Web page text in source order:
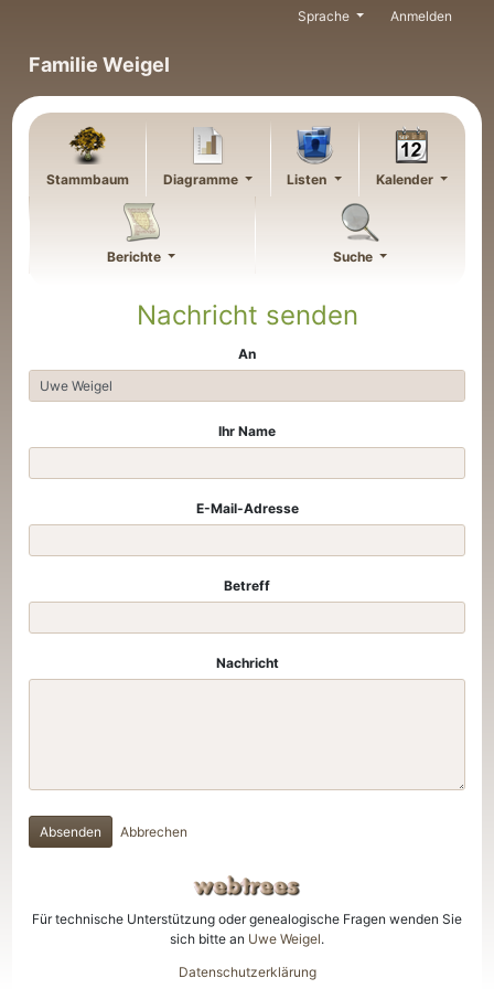
Familie Weigel
Sprache Anmelden
Stammbaum Diagramme Listen Kalender
Berichte Suche
Nachricht senden
An
Ihr Name
E-Mail-Adresse
Betreff
Nachricht
Absenden Abbrechen
Für technische Unterstützung oder genealogische Fragen wenden Sie
sich bitte an Uwe Weigel.
Datenschutzerklärung